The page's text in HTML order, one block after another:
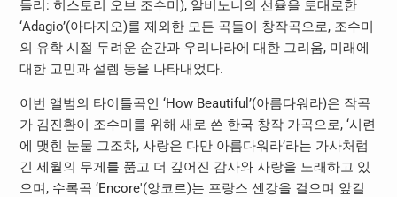
들리: 히스토리 오브 조수미), 알비노니의 선율을 토대로한
‘Adagio’(아다지오)를 제외한 모든 곡들이 창작곡으로, 조수미
의 유학 시절 두려운 순간과 우리나라에 대한 그리움, 미래에
대한 고민과 설렘 등을 나타내었다.
이번 앨범의 타이틀곡인 ‘How Beautiful’(아름다워라)은 작곡
가 김진환이 조수미를 위해 새로 쓴 한국 창작 가곡으로, ‘시련
에 맺힌 눈물 그조차, 사랑은 다만 아름다워라’라는 가사처럼
긴 세월의 무게를 품고 더 깊어진 감사와 사랑을 노래하고 있
으며, 수록곡 ‘Encore'(앙코르)는 프랑스 센강을 걸으며 앞길